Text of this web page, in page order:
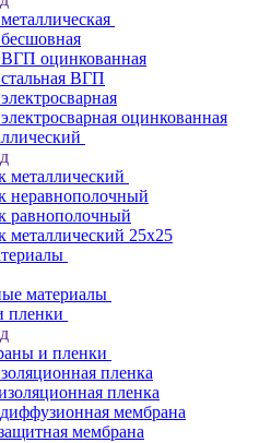
оцинкованная
ВГП
оцинкованная
металлический
неравнополочный
равнополочный
металлический 25х25
материалы
пленки
и пленки
пленка
пленка
мембрана
мембрана